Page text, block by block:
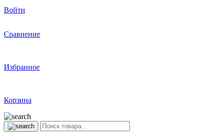
Войти
Сравнение
Избранное
Корзина